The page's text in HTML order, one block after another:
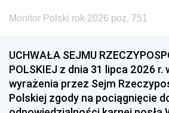
Monitor Polski rok 2026 poz. 751
UCHWAŁA SEJMU
POLSKIEJ z dnia 31 lipca 2026 r.
wyrażenia przez Sejm
Polskiej zgody na pociągnięcie